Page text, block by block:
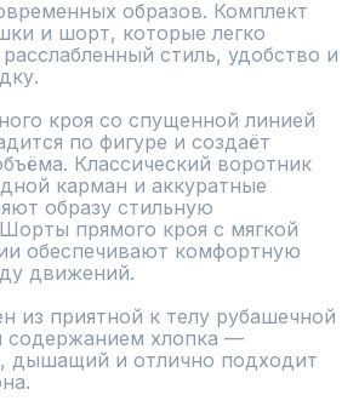
образов. Комплект
и шорт, которые легко
стиль, удобство и
кроя со спущенной линией
по фигуре и создаёт
Классический воротник
карман и аккуратные
образу стильную
прямого кроя с мягкой
обеспечивают комфортную
движений.
из приятной к телу рубашечной
содержанием хлопка —
дышащий и отлично подходит